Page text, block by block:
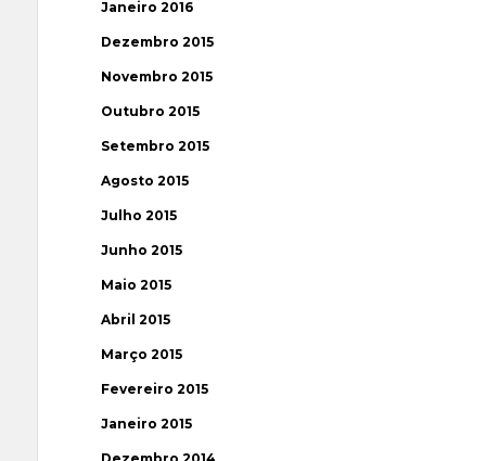
Janeiro 2016
Dezembro 2015
Novembro 2015
Outubro 2015
Setembro 2015
Agosto 2015
Julho 2015
Junho 2015
Maio 2015
Abril 2015
Março 2015
Fevereiro 2015
Janeiro 2015